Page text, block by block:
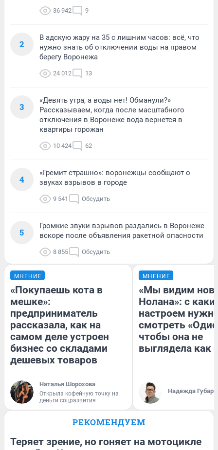
36 942 9
2
В адскую жару на 35 с лишним часов: всё, что
нужно знать об отключении воды на правом
берегу Воронежа
24 012 13
3
«Девять утра, а воды нет! Обманули?»
Рассказываем, когда после масштабного
отключения в Воронеже вода вернется в
квартиры горожан
10 424 62
4
«Гремит страшно»: воронежцы сообщают о
звуках взрывов в городе
9 541 Обсудить
5
Громкие звуки взрывов раздались в Воронеже
вскоре после объявления ракетной опасности
8 855 Обсудить
МНЕНИЕ
«Покупаешь кота в
мешке»:
предприниматель
рассказала, как на
самом деле устроен
бизнес со складами
дешевых товаров
Наталья Шорохова
Открыла кофейную точку на
деньги соцразвития
МНЕНИЕ
«Мы видим
Нолана»: с
настроем
смотреть
чтобы она не
выглядела как
Надежда Губарь
РЕКОМЕНДУЕМ
Теряет зрение, но гоняет на мотоцикле